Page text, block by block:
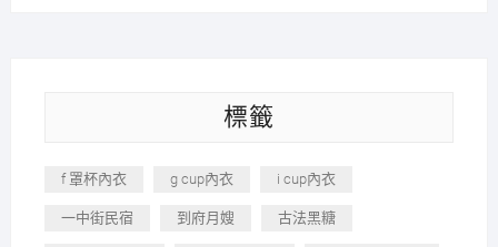
標籤
f 罩杯內衣 g cup內衣 i cup內衣
一中街民宿 到府月嫂 古法黑糖